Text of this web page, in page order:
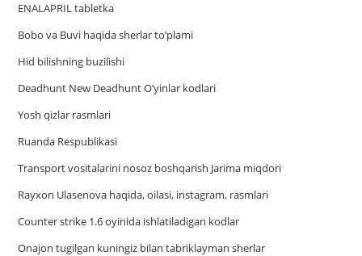
ENALAPRIL tabletka
Bobo va Buvi haqida sherlar to‘plami
Hid bilishning buzilishi
Deadhunt New Deadhunt O’yinlar kodlari
Yosh qizlar rasmlari
Ruanda Respublikasi
Trаnsport vositаlаrini nosoz boshqаrish Jаrimа miqdori
Rayxon Ulasenova haqida, oilasi, instagram, rasmlari
Counter strike 1.6 oyinida ishlatiladigan kodlar
Onajon tugilgan kuningiz bilan tabriklayman sherlar